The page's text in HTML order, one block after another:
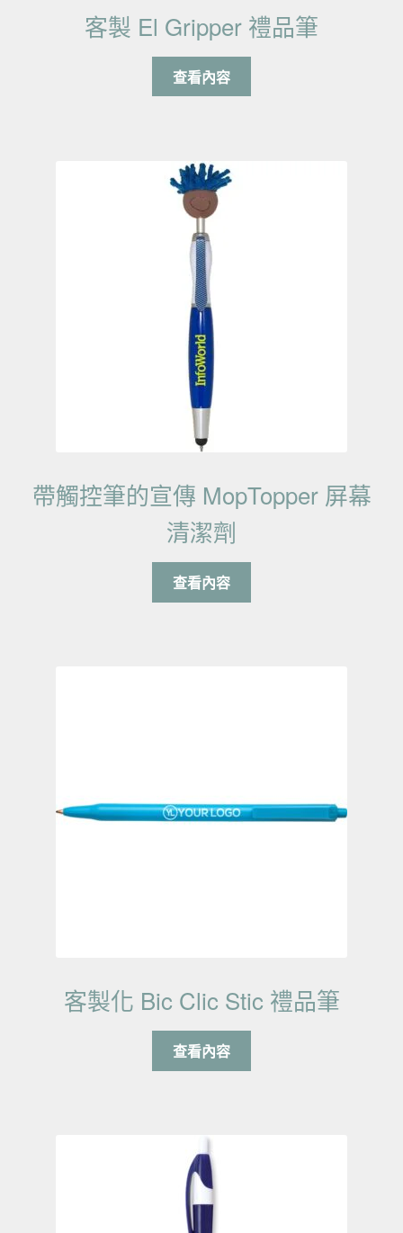
客製 El Gripper 禮品筆
查看內容
帶觸控筆的宣傳 MopTopper 屏幕
清潔劑
查看內容
客製化 Bic Clic Stic 禮品筆
查看內容